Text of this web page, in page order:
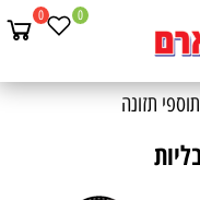
0 0
תוספי תזונה